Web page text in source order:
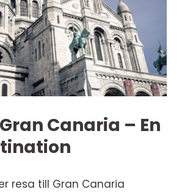
Canaria – En
resa till Gran Canaria